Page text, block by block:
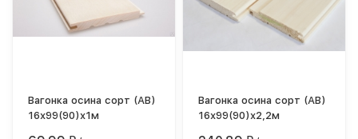
Вагонка осина сорт (АВ)
16х99(90)х1м
Вагонка осина сорт (АВ)
16х99(90)х2,2м